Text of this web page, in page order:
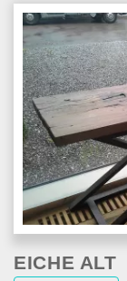
EICHE ALT